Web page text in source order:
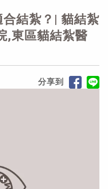
結紮？| 貓結紮
,東區貓結紮醫
分享到